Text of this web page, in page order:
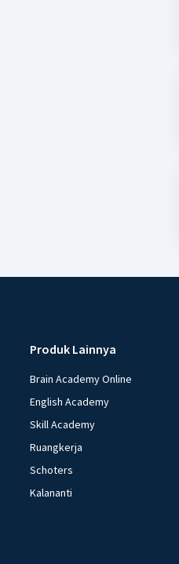
Produk Lainnya
Brain Academy Online
English Academy
Skill Academy
Ruangkerja
Schoters
Kalananti